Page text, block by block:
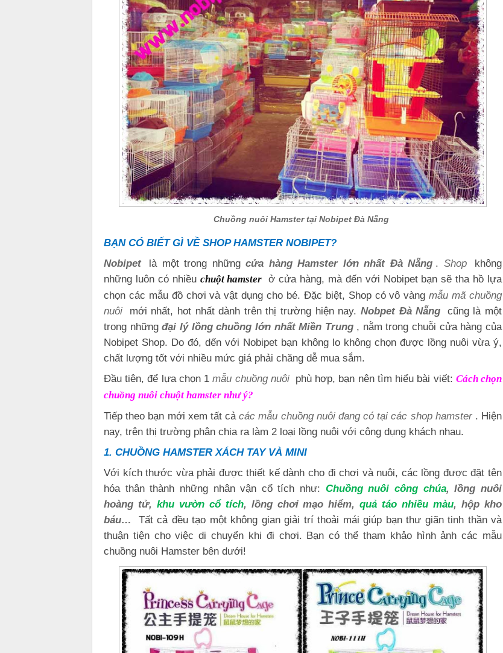
Chuồng nuôi Hamster tại Nobipet Đà Nẵng
BẠN CÓ BIẾT GÌ VỀ SHOP HAMSTER NOBIPET?
Nobipet
là một trong nhữngcửa hàng Hamster lớn nhất Đà Nẵng . Shop
không
những luôn có nhiều chuột hamster ở cửa hàng, mà đến với Nobipet bạn sẽ tha hồ lựa
chọn các mẫu đồ chơi và vật dụng cho bé. Đặc biệt, Shop có vô vàngmẫu mã chuồng
nuôi
mới nhất, hot nhất dành trên thị trường hiện nay. Nobpet Đà Nẵng cũng là một
trong nhữngđại lý lồng chuồng lớn nhất Miền Trung , nằm trong chuỗi cửa hàng của
Nobipet Shop. Do đó, dến với Nobipet bạn không lo không chọn được lồng nuôi vừa ý,
chất lượng tốt với nhiều mức giá phải chăng dễ mua sắm.
Đầu tiên, để lựa chọn 1mẫu chuồng nuôi phù hợp, bạn nên tìm hiểu bài viết: Cách chọn
chuồng nuôi chuột hamster như ý?
Tiếp theo bạn mới xem tất cảcác mẫu chuồng nuôi đang có tại các shop hamster . Hiện
nay, trên thị trường phân chia ra làm 2 loại lồng nuôi với công dụng khách nhau.
1. CHUỒNG HAMSTER XÁCH TAY VÀ MINI
Với kích thước vừa phải được thiết kế dành cho đi chơi và nuôi, các lồng được đặt tên
hóa thân thành những nhân vận cổ tích như: Chuồng nuôi công chúa, lồng nuôi
hoàng tử, khu vườn cổ tích, lồng chơi mạo hiểm,quả táo nhiều màu, hộp kho
báu…
Tất cả đều tạo một không gian giải trí thoải mái giúp bạn thư giãn tinh thần và
thuận tiện cho việc di chuyển khi đi chơi. Bạn có thể tham khảo hình ảnh các mẫu
chuồng nuôi Hamster bên dưới!